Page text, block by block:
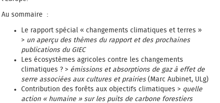
Au sommaire :
Le rapport spécial « changements climatiques et terres »
> un aperçu des thèmes du rapport et des prochaines
publications du GIEC
Les écosystèmes agricoles contre les changements
climatiques ? > émissions et absorptions de gaz à effet de
serre associées aux cultures et prairies(Marc Aubinet, ULg)
Contribution des forêts aux objectifs climatiques > quelle
action « humaine » sur les puits de carbone forestiers